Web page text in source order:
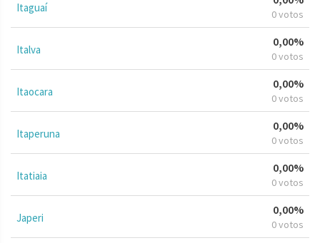
Itaguaí 0 votos
Italva
0,00%
0 votos
Itaocara
0,00%
0 votos
Itaperuna
0,00%
0 votos
Itatiaia
0,00%
0 votos
Japeri
0,00%
0 votos